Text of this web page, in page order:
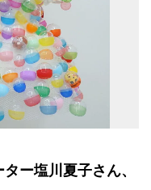
ー塩川夏子さん、